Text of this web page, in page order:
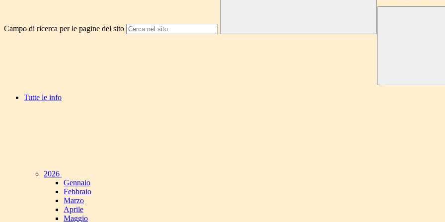
Campo di ricerca per le pagine del sito
Tutte le info
2026
Gennaio
Febbraio
Marzo
Aprile
Maggio